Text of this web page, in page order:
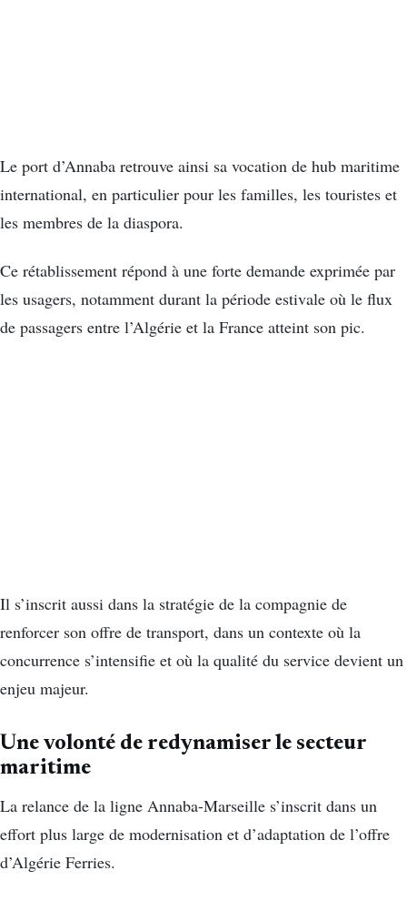
Le port d’Annaba retrouve ainsi sa vocation de hub maritime
international, en particulier pour les familles, les touristes et
les membres de la diaspora.
Ce rétablissement répond à une forte demande exprimée par
les usagers, notamment durant la période estivale où le flux
de passagers entre l’Algérie et la France atteint son pic.
Il s’inscrit aussi dans la stratégie de la compagnie de
renforcer son offre de transport, dans un contexte où la
concurrence s’intensifie et où la qualité du service devient un
enjeu majeur.
Une volonté de redynamiser le secteur
maritime
La relance de la ligne Annaba-Marseille s’inscrit dans un
effort plus large de modernisation et d’adaptation de l’offre
d’Algérie Ferries.